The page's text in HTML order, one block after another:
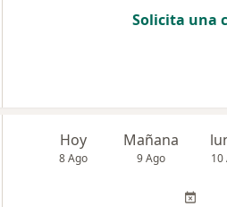
Solicita una
Hoy
8 Ago
Mañana
9 Ago 10